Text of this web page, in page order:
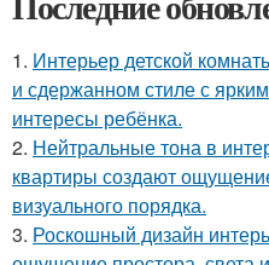
1. Интерьер детской
и сдержанном стиле с
интересы ребёнка.
2. Нейтральные тона в
квартиры создают
визуального порядка.
3. Роскошный дизайн